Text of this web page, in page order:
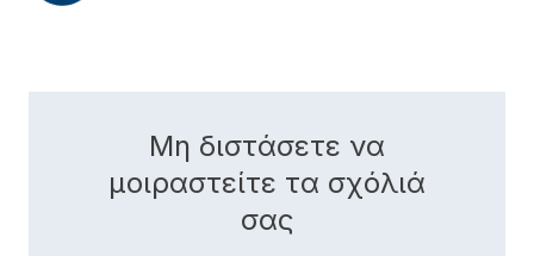
Μη διστάσετε να
μοιραστείτε τα σχόλιά
σας